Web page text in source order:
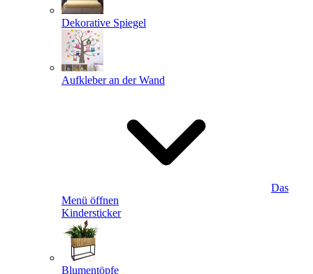
Dekorative Spiegel
Aufkleber an der Wand
Das
Menü öffnen
Kindersticker
Blumentöpfe